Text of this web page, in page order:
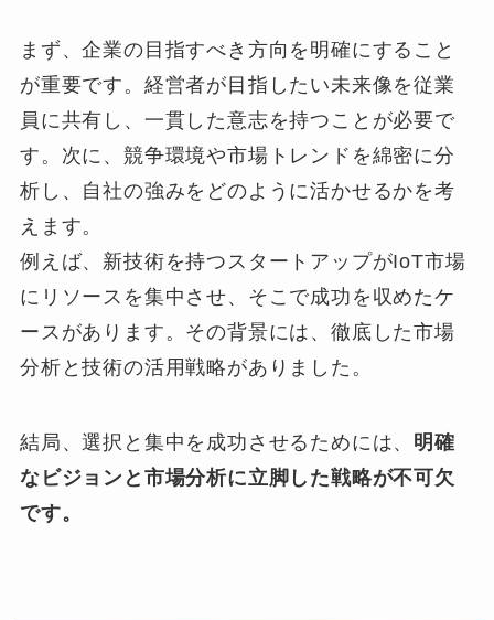
まず、企業の目指すべき方向を明確にすること
が重要です。経営者が目指したい未来像を従業
員に共有し、一貫した意志を持つことが必要で
す。次に、競争環境や市場トレンドを綿密に分
析し、自社の強みをどのように活かせるかを考
えます。
例えば、新技術を持つスタートアップがIoT市場
にリソースを集中させ、そこで成功を収めたケ
ースがあります。その背景には、徹底した市場
分析と技術の活用戦略がありました。
結局、選択と集中を成功させるためには、 明確
なビジョンと市場分析に立脚した戦略が不可欠
です。